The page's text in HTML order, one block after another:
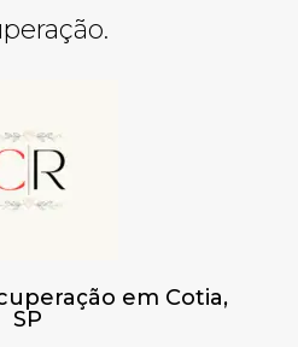
em Cotia,
SP